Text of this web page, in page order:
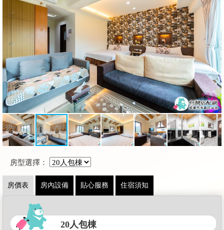
房型選擇：
房價表 房內設備 貼心服務 住宿須知
20人包棟